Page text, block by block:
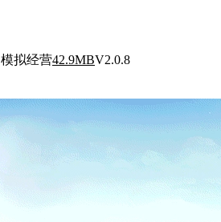
模拟经营42.9MBV2.0.8